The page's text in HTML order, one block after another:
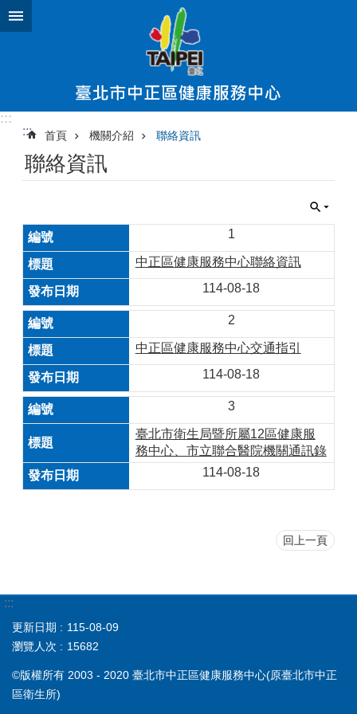
跳到主要內容區塊
:::
:::
首頁 機關介紹 聯絡資訊
聯絡資訊
1
中正區健康服務中心聯絡資訊
114-08-18
2
中正區健康服務中心交通指引
114-08-18
3
臺北市衛生局暨所屬12區健康服
務中心、市立聯合醫院機關通訊錄
114-08-18
回上一頁
:::
更新日期
115-08-09
瀏覽人次
15682
©版權所有 2003 - 2020 臺北市中正區健康服務中心(原臺北市中正
區衛生所)